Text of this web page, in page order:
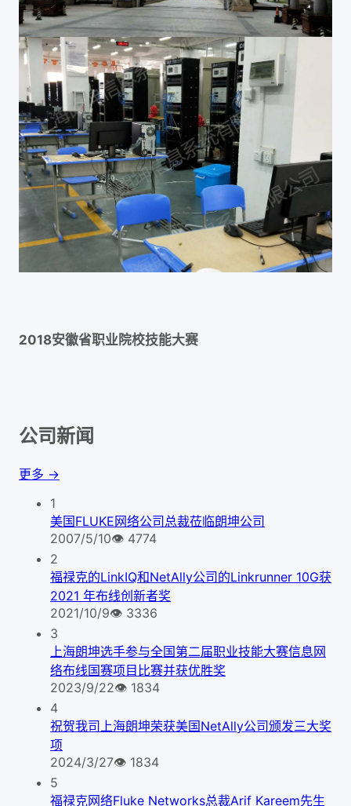
2018安徽省职业院校技能大赛
公司新闻
更多 →
1
美国FLUKE网络公司总裁莅临朗坤公司
2007/5/10👁 4774
2
福禄克的LinkIQ和NetAlly公司的Linkrunner 10G获
2021 年布线创新者奖
2021/10/9👁 3336
3
上海朗坤选手参与全国第二届职业技能大赛信息网
络布线国赛项目比赛并获优胜奖
2023/9/22👁 1834
4
祝贺我司上海朗坤荣获美国NetAlly公司颁发三大奖
项
2024/3/27👁 1834
5
福禄克网络Fluke Networks总裁Arif Kareem先生